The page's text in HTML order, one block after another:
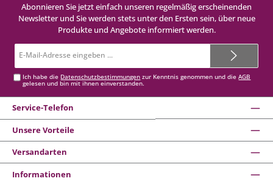
Abonnieren Sie jetzt einfach unseren regelmäßig erscheinenden
Newsletter und Sie werden stets unter den Ersten sein, über neue
Produkte und Angebote informiert werden.
Mail-
Ich habe die Datenschutzbestimmungen zur Kenntnis genommen und dieAGB
gelesen und bin mit ihnen einverstanden.
Service-Telefon
Unsere Vorteile
Versandarten
Informationen